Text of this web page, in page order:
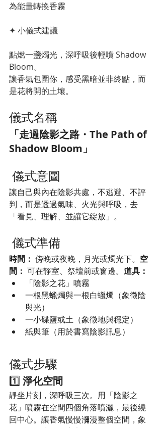
為能量轉換香霧
✦ 小儀式建議
點燃一盞燭光，深呼吸後輕噴 Shadow
Bloom。
讓香氣包圍你，感受黑暗並非終點，而
是花將開的土壤。
儀式名稱
「走過陰影之路・The Path of
Shadow Bloom」
儀式意圖
讓自己與內在陰影共處，不逃避、不評
判，而是透過氣味、火光與呼吸，去
「看見、理解、並讓它綻放」。
儀式準備
時間： 傍晚或夜晚，月光或燭光下。 空
間： 可在靜室、祭壇前或窗邊。 道具：
「陰影之花」噴霧
一根黑蠟燭與一根白蠟燭（象徵陰
與光）
一小碟鹽或土（象徵地與穩定）
紙與筆（用於書寫陰影訊息）
儀式步驟
1️⃣ 淨化空間
靜坐片刻，深呼吸三次。用「陰影之
花」噴霧在空間四個角落噴灑，最後繞
回中心。讓香氣慢慢瀰漫整個空間，象